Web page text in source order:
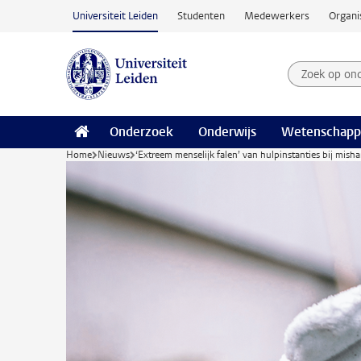
Ga naar hoofdinhoud
Universiteit Leiden Studenten Medewerkers
Zoek op
Zoekterm
Onderzoek Onderwijs
Home Nieuws ‘Extreem menselijk falen’ van hulpinstanties bij